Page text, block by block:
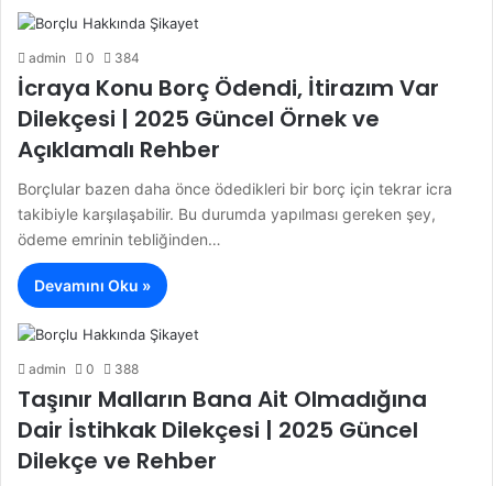
admin 0 384
İcraya Konu Borç Ödendi, İtirazım Var
Dilekçesi | 2025 Güncel Örnek ve
Açıklamalı Rehber
Borçlular bazen daha önce ödedikleri bir borç için tekrar icra
takibiyle karşılaşabilir. Bu durumda yapılması gereken şey,
ödeme emrinin tebliğinden…
Devamını Oku »
admin 0 388
Taşınır Malların Bana Ait Olmadığına
Dair İstihkak Dilekçesi | 2025 Güncel
Dilekçe ve Rehber